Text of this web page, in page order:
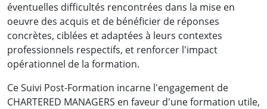
éventuelles difficultés rencontrées dans la mise en
oeuvre des acquis et de bénéficier de réponses
concrètes, ciblées et adaptées à leurs contextes
professionnels respectifs, et renforcer l'impact
opérationnel de la formation.
Ce Suivi Post-Formation incarne l'engagement de
CHARTERED MANAGERS en faveur d'une formation utile,